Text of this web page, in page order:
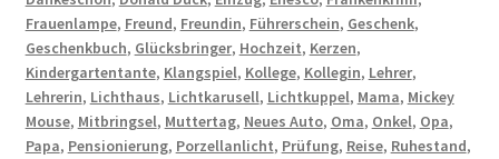
Frauenlampe, Freund, Freundin, Führerschein, Geschenk,
Geschenkbuch, Glücksbringer, Hochzeit, Kerzen,
Kindergartentante, Klangspiel, Kollege, Kollegin, Lehrer,
Lehrerin, Lichthaus, Lichtkarusell, Lichtkuppel, Mama, Mickey
Mouse, Mitbringsel, Muttertag, Neues Auto, Oma, Onkel, Opa,
Papa, Pensionierung, Porzellanlicht, Prüfung, Reise, Ruhestand,